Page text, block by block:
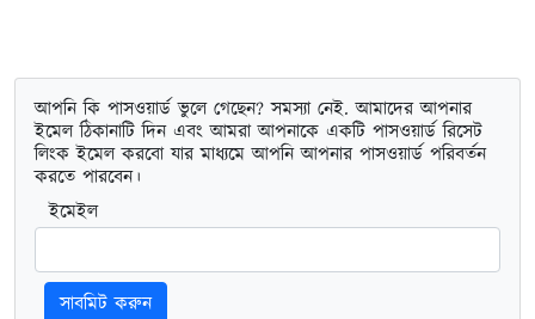
আপনি কি পাসওয়ার্ড ভুলে গেছেন? সমস্যা নেই. আমাদের আপনার
ইমেল ঠিকানাটি দিন এবং আমরা আপনাকে একটি পাসওয়ার্ড রিসেট
লিংক ইমেল করবো যার মাধ্যমে আপনি আপনার পাসওয়ার্ড পরিবর্তন
করতে পারবেন।
ইমেইল
সাবমিট করুন